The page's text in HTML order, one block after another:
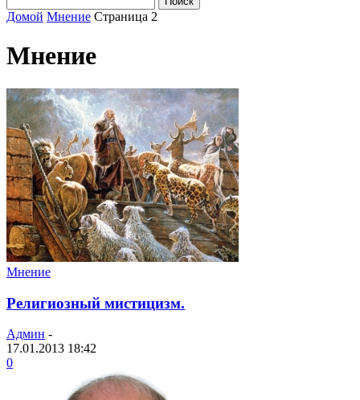
Домой Мнение Страница 2
Мнение
Мнение
Религиозный мистицизм.
Админ -
17.01.2013 18:42
0